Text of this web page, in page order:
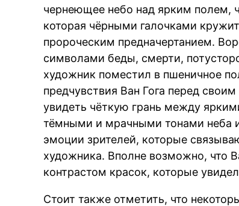
чернеющее небо над ярким полем,
которая чёрными галочками
пророческим предначертанием.
символами беды, смерти,
художник поместил в пшеничное
предчувствия Ван Гога перед
увидеть чёткую грань между
тёмными и мрачными тонами неба
эмоции зрителей, которые
художника. Вполне возможно, что
контрастом красок, которые
Стоит также отметить, что